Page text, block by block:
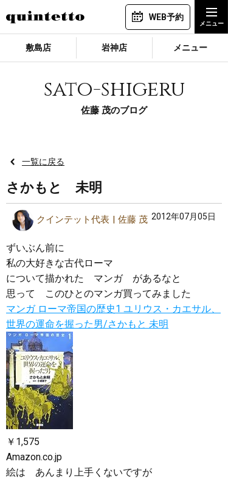
WEB予約
敷島店 岩神店 メニュー
sato-shigeru
佐藤 茂のブログ
一覧に戻る
さかもと 未明
クインテット代表 佐藤 茂 2012年07月05日
ずいぶん前に
私の大好きな古代ローマ
について描かれた マンガ があるなと
思って このひとのマンガ買ってみました
マンガ ローマ帝国の歴史1 ユリウス・カエサル、
世界の運命を握った男/さかもと 未明
￥1,575
Amazon.co.jp
絵は あんまり上手くないですが